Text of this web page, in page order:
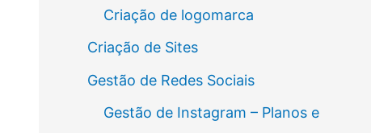
Criação de logomarca
Criação de Sites
Gestão de Redes Sociais
Gestão de Instagram – Planos e